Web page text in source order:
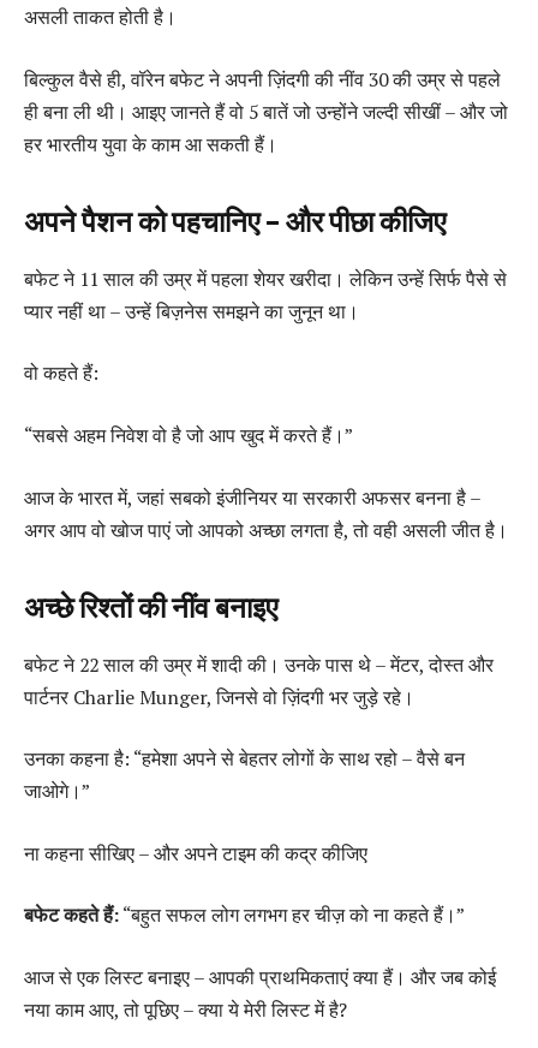
असली ताकत होती है।
बिल्कुल वैसे ही, वॉरेन बफेट ने अपनी ज़िंदगी की नींव 30 की उम्र से पहले
ही बना ली थी। आइए जानते हैं वो 5 बातें जो उन्होंने जल्दी सीखीं – और जो
हर भारतीय युवा के काम आ सकती हैं।
अपने पैशन को पहचानिए – और पीछा कीजिए
बफेट ने 11 साल की उम्र में पहला शेयर खरीदा। लेकिन उन्हें सिर्फ पैसे से
प्यार नहीं था – उन्हें बिज़नेस समझने का जुनून था।
वो कहते हैं:
“सबसे अहम निवेश वो है जो आप खुद में करते हैं।”
आज के भारत में, जहां सबको इंजीनियर या सरकारी अफसर बनना है –
अगर आप वो खोज पाएं जो आपको अच्छा लगता है, तो वही असली जीत है।
अच्छे रिश्तों की नींव बनाइए
बफेट ने 22 साल की उम्र में शादी की। उनके पास थे – मेंटर, दोस्त और
पार्टनर Charlie Munger, जिनसे वो ज़िंदगी भर जुड़े रहे।
उनका कहना है: “हमेशा अपने से बेहतर लोगों के साथ रहो – वैसे बन
जाओगे।”
ना कहना सीखिए – और अपने टाइम की कद्र कीजिए
बफेट कहते हैं:“बहुत सफल लोग लगभग हर चीज़ को ना कहते हैं।”
आज से एक लिस्ट बनाइए – आपकी प्राथमिकताएं क्या हैं। और जब कोई
नया काम आए, तो पूछिए – क्या ये मेरी लिस्ट में है?